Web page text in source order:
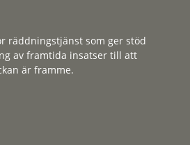
räddningstjänst som ger stöd
av framtida insatser till att
är framme.